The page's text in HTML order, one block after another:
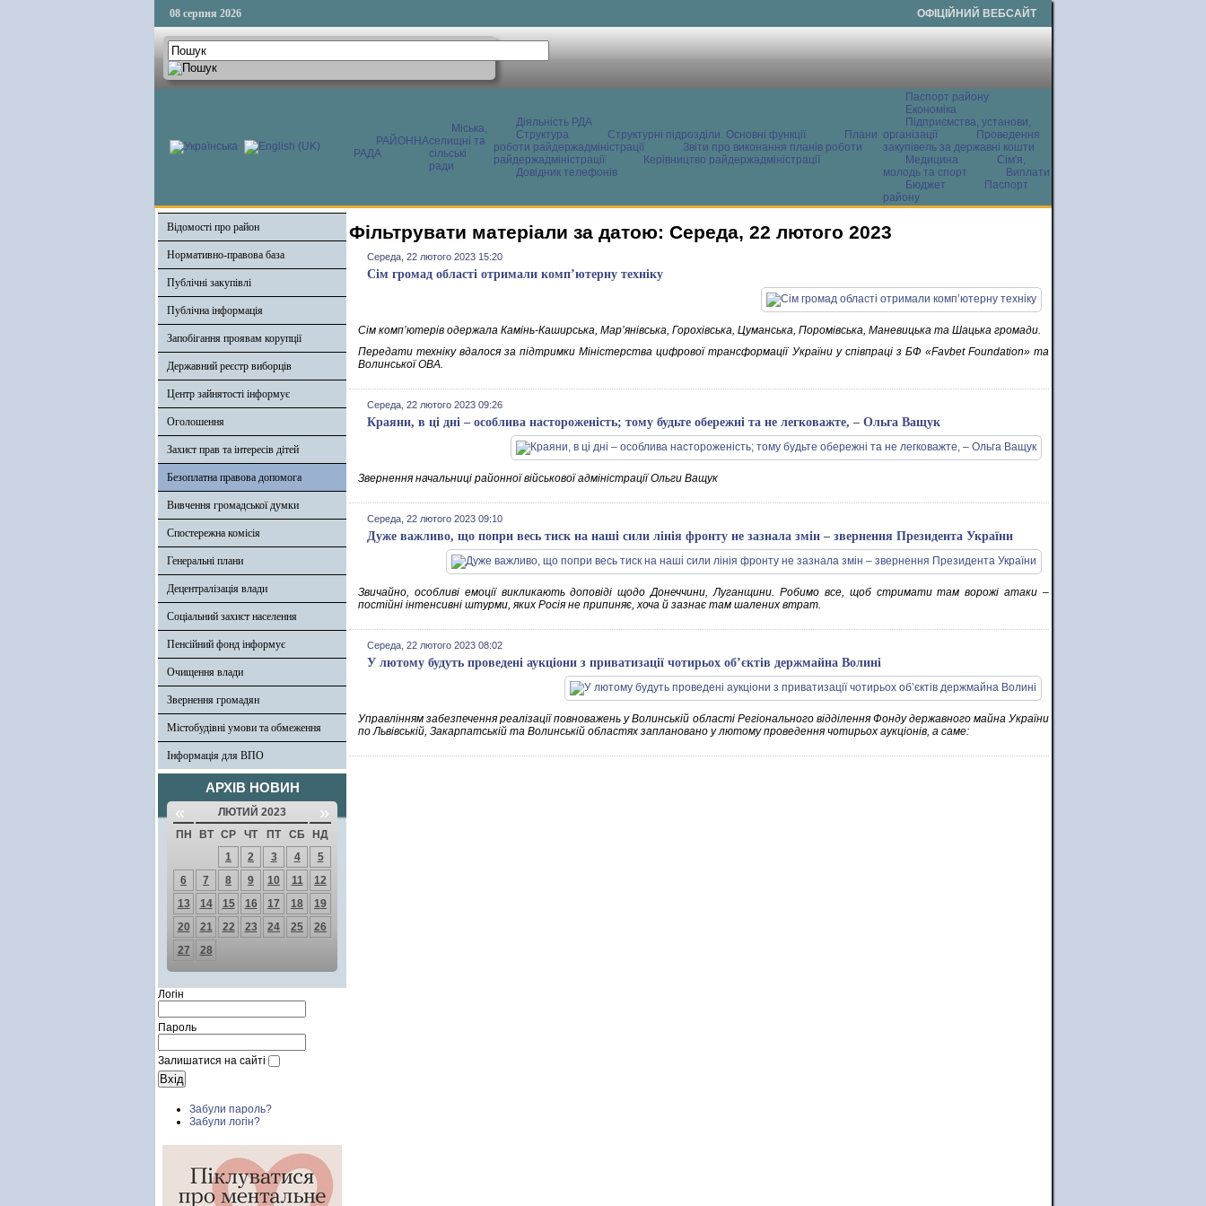
08 серпня 2026 ОФІЦІЙНИЙ ВЕБСАЙТ
РАЙОННА
РАДА
Міська,
селищні та
сільські
ради
Діяльність РДА
Структура
Структурні підрозділи. Основні функції
Плани
роботи райдержадміністрації
Звіти про виконання планів роботи
райдержадміністрації
Керівництво райдержадміністрації
Довідник телефонів
Паспорт району
Економіка
Підприємства, установи,
організації
Проведення
закупівель за державні кошти
Медицина
Сім'я,
молодь та спорт
Виплати
Бюджет
Паспорт
району
Відомості про район
Нормативно-правова база
Публічні закупівлі
Публічна інформація
Запобігання проявам корупції
Державний реєстр виборців
Центр зайнятості інформує
Оголошення
Захист прав та інтересів дітей
Безоплатна правова допомога
Вивчення громадської думки
Спостережна комісія
Генеральні плани
Децентралізація влади
Соціальний захист населення
Пенсійний фонд інформує
Очищення влади
Звернення громадян
Містобудівні умови та обмеження
Інформація для ВПО
АРХІВ НОВИН
« ЛЮТИЙ 2023 »
ПН ВТ СР ЧТ ПТ СБ
НД
1
2 3 4
5
6
7 8 9 10 11
12
13
14 15 16 17 18
19
20
21 22 23 24 25
26
27
28
Логін
Пароль
Залишатися на сайті
Забули пароль?
Забули логін?
Фільтрувати матеріали за датою: Середа, 22 лютого 2023
Середа, 22 лютого 2023 15:20
Сім громад області отримали комп’ютерну техніку
Сім комп’ютерів одержала Камінь-Каширська, Мар’янівська, Горохівська, Цуманська, Поромівська, Маневицька та Шацька громади.
Передати техніку вдалося за підтримки Міністерства цифрової трансформації України у співпраці з БФ «Favbet Foundation» та
Волинської ОВА.
Середа, 22 лютого 2023 09:26
Краяни, в ці дні – особлива настороженість; тому будьте обережні та не легковажте, – Ольга Ващук
Звернення начальниці районної військової адміністрації Ольги Ващук
Середа, 22 лютого 2023 09:10
Дуже важливо, що попри весь тиск на наші сили лінія фронту не зазнала змін – звернення Президента України
Звичайно, особливі емоції викликають доповіді щодо Донеччини, Луганщини. Робимо все, щоб стримати там ворожі атаки –
постійні інтенсивні штурми, яких Росія не припиняє, хоча й зазнає там шалених втрат.
Середа, 22 лютого 2023 08:02
У лютому будуть проведені аукціони з приватизації чотирьох об’єктів держмайна Волині
Управлінням забезпечення реалізації повноважень у Волинській області Регіонального відділення Фонду державного майна України
по Львівській, Закарпатській та Волинській областях заплановано у лютому проведення чотирьох аукціонів, а саме: